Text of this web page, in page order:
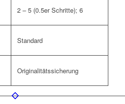
2 – 5 (0.5er Schritte); 6
Standard
Originalitätssicherung